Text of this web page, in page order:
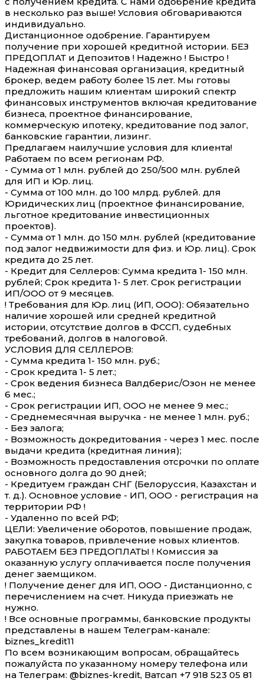
в несколько раз выше! Условия обговариваются
индивидуально.
Дистанционное одобрение. Гарантируем
получение при хорошей кредитной истории. БЕЗ
ПРЕДОПЛАТ и Депозитов ! Надежно ! Быстро !
Надежная финансовая организация, кредитный
брокер, ведем работу более 15 лет. Мы готовы
предложить нашим клиентам широкий спектр
финансовых инструментов включая кредитование
бизнеса, проектное финансирование,
коммерческую ипотеку, кредитование под залог,
банковские гарантии, лизинг.
Предлагаем наилучшие условия для клиента!
Работаем по всем регионам РФ.
- Сумма от 1 млн. рублей до 250/500 млн. рублей
для ИП и Юр. лиц.
- Сумма от 100 млн. до 100 млрд. рублей. для
Юридических лиц (проектное финансирование,
льготное кредитование инвестиционных
проектов).
- Сумма от 1 млн. до 150 млн. рублей (кредитование
под залог недвижимости для физ. и Юр. лиц). Срок
кредита до 25 лет.
- Кредит для Селлеров: Сумма кредита 1- 150 млн.
рублей; Срок кредита 1- 5 лет. Срок регистрации
ИП/ООО от 9 месяцев.
! Требования для Юр. лиц (ИП, ООО): Обязательно
наличие хорошей или средней кредитной
истории, отсутствие долгов в ФССП, судебных
требований, долгов в налоговой.
УСЛОВИЯ ДЛЯ СЕЛЛЕРОВ:
- Сумма кредита 1- 150 млн. руб.;
- Срок кредита 1- 5 лет.;
- Срок ведения бизнеса Валдберис/Oзон не менее
6 мес.;
- Срок регистрации ИП, ООО не менее 9 мес.;
- Среднемесячная выручка - не менее 1 млн. руб.;
- Без залога;
- Возможность докредитования - через 1 мес. после
выдачи кредита (кредитная линия);
- Возможность предоставления отсрочки по оплате
основного долга до 90 дней;
- Кредитуем граждан СНГ (Белоруссия, Казахстан и
т. д.). Основное условие - ИП, ООО - регистрация на
территории РФ !
- Удаленно по всей РФ;
ЦЕЛИ: Увеличение оборотов, повышение продаж,
закупка товаров, привлечение новых клиентов.
РАБОТАЕМ БЕЗ ПРЕДОПЛАТЫ ! Комиссия за
оказанную услугу оплачивается после получения
денег заемщиком.
! Получение денег для ИП, ООО - Дистанционно, с
перечислением на счет. Никуда приезжать не
нужно.
! Все основные программы, банковские продукты
представлены в нашем Телеграм-канале:
biznes_kredit11
По всем возникающим вопросам, обращайтесь
пожалуйста по указанному номеру телефона или
на Телеграм: @biznes-kredit, Ватсап +7 918 523 05 81